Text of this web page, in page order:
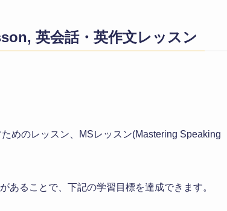
英会話・英作文レッスン
めのレッスン、MSレッスン(Mastering Speaking
あることで、下記の学習目標を達成できます。